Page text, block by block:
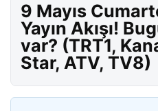
9 Mayıs
Yayın Akışı!
var? (TRT1,
Star, ATV, TV8)